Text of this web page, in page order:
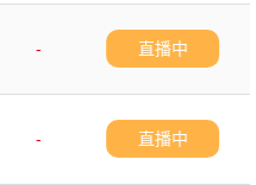
-
直播中
-
直播中